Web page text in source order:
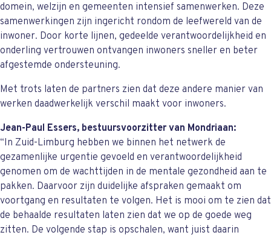
domein, welzijn en gemeenten intensief samenwerken. Deze
samenwerkingen zijn ingericht rondom de leefwereld van de
inwoner. Door korte lijnen, gedeelde verantwoordelijkheid en
onderling vertrouwen ontvangen inwoners sneller en beter
afgestemde ondersteuning.
Met trots laten de partners zien dat deze andere manier van
werken daadwerkelijk verschil maakt voor inwoners.
Jean-Paul Essers, bestuursvoorzitter van Mondriaan:
“In Zuid-Limburg hebben we binnen het netwerk de
gezamenlijke urgentie gevoeld en verantwoordelijkheid
genomen om de wachttijden in de mentale gezondheid aan te
pakken. Daarvoor zijn duidelijke afspraken gemaakt om
voortgang en resultaten te volgen. Het is mooi om te zien dat
de behaalde resultaten laten zien dat we op de goede weg
zitten. De volgende stap is opschalen, want juist daarin